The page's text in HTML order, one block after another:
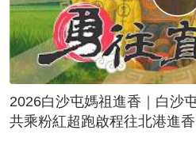
2026白沙屯媽祖進香｜白沙
共乘粉紅超跑啟程往北港進